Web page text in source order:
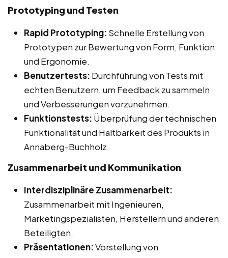
Prototyping und Testen
Rapid Prototyping: Schnelle Erstellung von
Prototypen zur Bewertung von Form, Funktion
und Ergonomie.
Benutzertests: Durchführung von Tests mit
echten Benutzern, um Feedback zu sammeln
und Verbesserungen vorzunehmen.
Funktionstests: Überprüfung der technischen
Funktionalität und Haltbarkeit des Produkts in
Annaberg-Buchholz.
Zusammenarbeit und Kommunikation
Interdisziplinäre Zusammenarbeit:
Zusammenarbeit mit Ingenieuren,
Marketingspezialisten, Herstellern und anderen
Beteiligten.
Präsentationen:Vorstellung von